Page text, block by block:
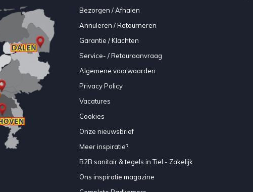
Bezorgen / Afhalen
Annuleren / Retourneren
Garantie / Klachten
Service- / Retouraanvraag
Algemene voorwaarden
Privacy Policy
Vacatures
Cookies
Onze nieuwsbrief
Meer inspiratie?
B2B sanitair & tegels in Tiel - Zakelijk
Ons inspiratie magazine